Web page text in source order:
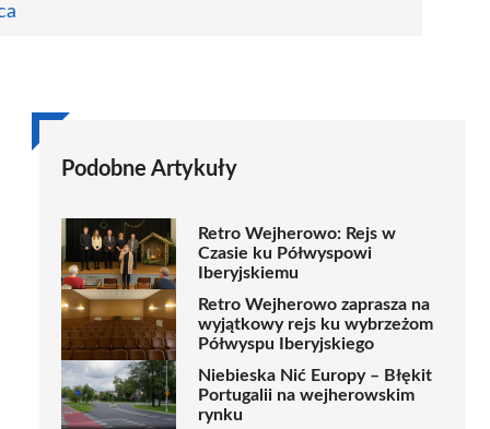
Podobne Artykuły
Retro Wejherowo: Rejs w
Czasie ku Półwyspowi
Iberyjskiemu
Retro Wejherowo zaprasza na
wyjątkowy rejs ku wybrzeżom
Półwyspu Iberyjskiego
Niebieska Nić Europy – Błękit
Portugalii na wejherowskim
rynku